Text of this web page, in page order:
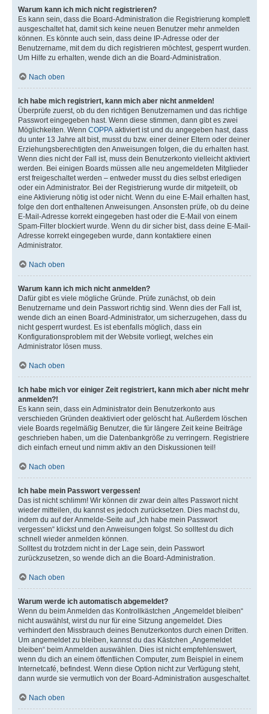
Warum kann ich mich nicht registrieren?
Es kann sein, dass die Board-Administration die Registrierung komplett
ausgeschaltet hat, damit sich keine neuen Benutzer mehr anmelden
können. Es könnte auch sein, dass deine IP-Adresse oder der
Benutzername, mit dem du dich registrieren möchtest, gesperrt wurden.
Um Hilfe zu erhalten, wende dich an die Board-Administration.
Nach oben
Ich habe mich registriert, kann mich aber nicht anmelden!
Überprüfe zuerst, ob du den richtigen Benutzernamen und das richtige
Passwort eingegeben hast. Wenn diese stimmen, dann gibt es zwei
Möglichkeiten. Wenn COPPA aktiviert ist und du angegeben hast, dass
du unter 13 Jahre alt bist, musst du bzw. einer deiner Eltern oder deiner
Erziehungsberechtigten den Anweisungen folgen, die du erhalten hast.
Wenn dies nicht der Fall ist, muss dein Benutzerkonto vielleicht aktiviert
werden. Bei einigen Boards müssen alle neu angemeldeten Mitglieder
erst freigeschaltet werden – entweder musst du dies selbst erledigen
oder ein Administrator. Bei der Registrierung wurde dir mitgeteilt, ob
eine Aktivierung nötig ist oder nicht. Wenn du eine E-Mail erhalten hast,
folge den dort enthaltenen Anweisungen. Ansonsten prüfe, ob du deine
E-Mail-Adresse korrekt eingegeben hast oder die E-Mail von einem
Spam-Filter blockiert wurde. Wenn du dir sicher bist, dass deine E-Mail-
Adresse korrekt eingegeben wurde, dann kontaktiere einen
Administrator.
Nach oben
Warum kann ich mich nicht anmelden?
Dafür gibt es viele mögliche Gründe. Prüfe zunächst, ob dein
Benutzername und dein Passwort richtig sind. Wenn dies der Fall ist,
wende dich an einen Board-Administrator, um sicherzugehen, dass du
nicht gesperrt wurdest. Es ist ebenfalls möglich, dass ein
Konfigurationsproblem mit der Website vorliegt, welches ein
Administrator lösen muss.
Nach oben
Ich habe mich vor einiger Zeit registriert, kann mich aber nicht mehr
anmelden?!
Es kann sein, dass ein Administrator dein Benutzerkonto aus
verschieden Gründen deaktiviert oder gelöscht hat. Außerdem löschen
viele Boards regelmäßig Benutzer, die für längere Zeit keine Beiträge
geschrieben haben, um die Datenbankgröße zu verringern. Registriere
dich einfach erneut und nimm aktiv an den Diskussionen teil!
Nach oben
Ich habe mein Passwort vergessen!
Das ist nicht schlimm! Wir können dir zwar dein altes Passwort nicht
wieder mitteilen, du kannst es jedoch zurücksetzen. Dies machst du,
indem du auf der Anmelde-Seite auf „Ich habe mein Passwort
vergessen“ klickst und den Anweisungen folgst. So solltest du dich
schnell wieder anmelden können.
Solltest du trotzdem nicht in der Lage sein, dein Passwort
zurückzusetzen, so wende dich an die Board-Administration.
Nach oben
Warum werde ich automatisch abgemeldet?
Wenn du beim Anmelden das Kontrollkästchen „Angemeldet bleiben“
nicht auswählst, wirst du nur für eine Sitzung angemeldet. Dies
verhindert den Missbrauch deines Benutzerkontos durch einen Dritten.
Um angemeldet zu bleiben, kannst du das Kästchen „Angemeldet
bleiben“ beim Anmelden auswählen. Dies ist nicht empfehlenswert,
wenn du dich an einem öffentlichen Computer, zum Beispiel in einem
Internetcafé, befindest. Wenn diese Option nicht zur Verfügung steht,
dann wurde sie vermutlich von der Board-Administration ausgeschaltet.
Nach oben